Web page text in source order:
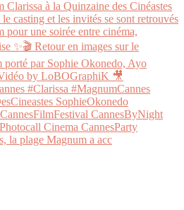
la plage Magnum a acc